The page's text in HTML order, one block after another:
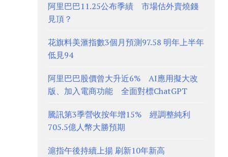
阿里巴巴11.25公布季績 市場估外賣燒錢
見頂？
花旗料美滙指數3個月預測97.58 明年上半年
低見94
阿里巴巴股價曾大升近6% AI應用擬大改
版、加入電商功能 全面對標ChatGPT
騰訊第3季營收按年增15% 經調整純利
705.5億人幣大勝預期
滬指午後持續上揚 刷新10年新高